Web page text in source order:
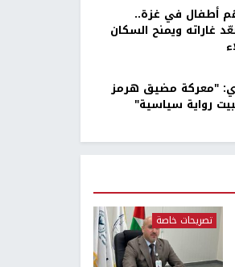
أطفال في غزة..
غاراته ويمنح السكان
"معركة مضيق هرمز
رواية سياسية"
تصريحات خاصة